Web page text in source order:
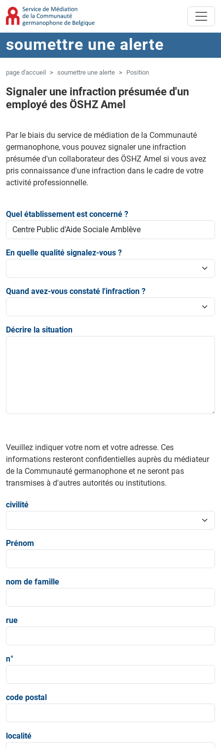
Aller au contenu principal
Sauter à la navigation
soumettre une alerte
page d'accueil soumettre une alerte Position
Signaler une infraction présumée d'un
employé des ÖSHZ Amel
Par le biais du service de médiation de la Communauté
germanophone, vous pouvez signaler une infraction
présumée d'un collaborateur des ÖSHZ Amel si vous avez
pris connaissance d'une infraction dans le cadre de votre
activité professionnelle.
Quel établissement est concerné ?
En quelle qualité signalez-vous ?
Quand avez-vous constaté l'infraction ?
Décrire la situation
Veuillez indiquer votre nom et votre adresse. Ces
informations resteront confidentielles auprès du médiateur
de la Communauté germanophone et ne seront pas
transmises à d'autres autorités ou institutions.
civilité
Prénom
nom de famille
rue
n°
code postal
localité